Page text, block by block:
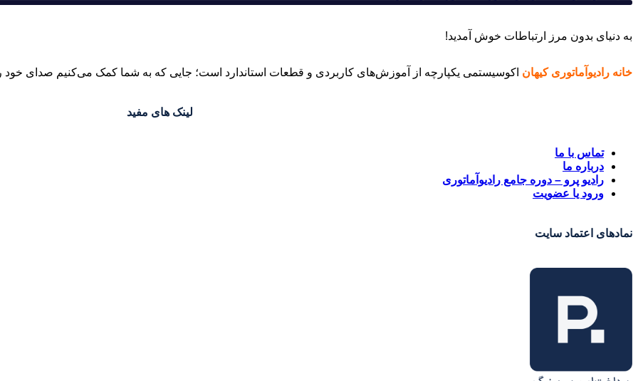
به دنیای بدون مرز ارتباطات خوش آمدید!
خانه رادیوآماتوری کیهان اکوسیستمی یکپارچه از آموزش‌های کاربردی و قطعات استاندارد است؛ جایی که به شما کمک می‌کنیم صدای خود
لینک های مفید
تماس با ما
درباره ما
رادیو پرو – دوره جامع رادیوآماتوری
ورود یا عضویت
نمادهای اعتماد سایت